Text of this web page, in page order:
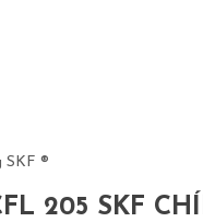
SKF ®
205 SKF